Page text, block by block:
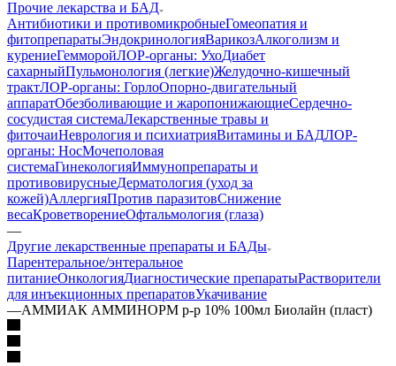
Прочие лекарства и БАД
Антибиотики и противомикробныеГомеопатия и
фитопрепаратыЭндокринологияВарикозАлкоголизм и
курениеГемморойЛОР-органы: УхоДиабет
сахарныйПульмонология (легкие)Желудочно-кишечный
трактЛОР-органы: ГорлоОпорно-двигательный
аппаратОбезболивающие и жаропонижающиеСердечно-
сосудистая системаЛекарственные травы и
фиточаиНеврология и психиатрияВитамины и БАДЛОР-
органы: НосМочеполовая
системаГинекологияИммунопрепараты и
противовирусныеДерматология (уход за
кожей)АллергияПротив паразитовСнижение
весаКроветворениеОфтальмология (глаза)
—
Другие лекарственные препараты и БАДы
Парентеральное/энтеральное
питаниеОнкологияДиагностические препаратыРастворители
для инъекционных препаратовУкачивание
—АММИАК АММИНОРМ р-р 10% 100мл Биолайн (пласт)